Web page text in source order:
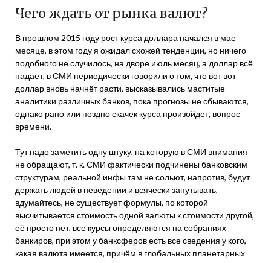
Чего ждать от рынка валют?
В прошлом 2015 году рост курса доллара начался в мае
месяце, в этом году я ожидал схожей тенденции, но ничего
подобного не случилось, на дворе июль месяц, а доллар всё
падает, в СМИ периодически говорили о том, что вот вот
доллар вновь начнёт расти, высказывались маститые
аналитики различных банков, пока прогнозы не сбываются,
однако рано или поздно скачек курса произойдет, вопрос
времени.
Тут надо заметить одну штуку, на которую в СМИ внимания
не обращают, т. к. СМИ фактически подчинены банковским
структурам, реальной инфы там не сольют, напротив, будут
держать людей в неведении и всячески запутывать,
вдумайтесь, не существует формулы, по которой
высчитывается стоимость одной валюты к стоимости другой,
её просто нет, все курсы определяются на собраниях
банкиров, при этом у банксферов есть все сведения у кого,
какая валюта имеется, причём в глобальных планетарных